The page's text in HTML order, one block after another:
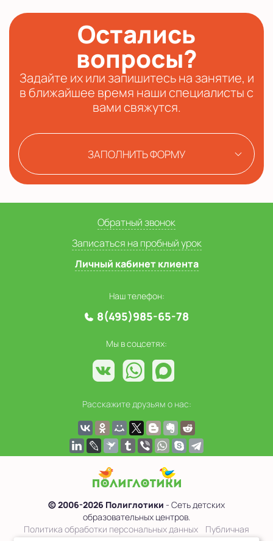
Остались
вопросы?
Задайте их или запишитесь на занятие, и
в ближайшее время наши специалисты с
вами свяжутся.
ЗАПОЛНИТЬ ФОРМУ
Обратный звонок
Записаться на пробный урок
Личный кабинет клиента
Наш телефон:
8(495)985-65-78
Мы в соцсетях:
Расскажите друзьям о нас:
© 2006-2026 Полиглотики - Сеть детских
образовательных центров.
Политика обработки персональных данных
Публичная